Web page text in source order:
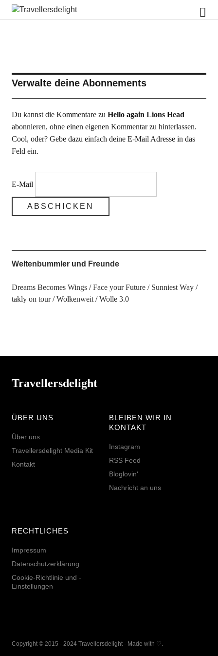
Travellersdelight
Verwalte deine Abonnements
Du kannst die Kommentare zu Hello again Lions Head
abonnieren, ohne einen eigenen Kommentar zu hinterlassen.
Cool, oder? Gebe dazu einfach deine E-Mail Adresse in das
Feld ein.
E-Mail
Weltenbummler und Freunde
Dreams Becomes Wings Face your Future
Sunniest Way
takly on tour
Wolkenweit Wolle 3.0
Travellersdelight
ÜBER UNS
Über uns
Travellersdelight Media Kit
Kontakt
BLEIBEN WIR IN
KONTAKT
Instagram
RSS Feed
Bloglovin‘
Nachricht an uns
RECHTLICHES
Impressum
Datenschutzerklärung
Cookie-Richtlinie und -
Einstellungen
Copyright © 2015 - 2024 Travellersdelight - Made with ♡